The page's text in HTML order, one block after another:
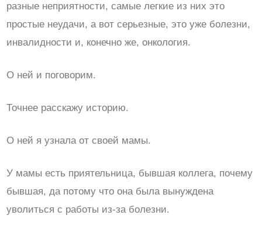
разные неприятности, самые легкие из них это
простые неудачи, а вот серьезные, это уже болезни,
инвалидности и, конечно же, онкология.
О ней и поговорим.
Точнее расскажу историю.
О ней я узнала от своей мамы.
У мамы есть приятельница, бывшая коллега, почему
бывшая, да потому что она была вынуждена
уволиться с работы из-за болезни.